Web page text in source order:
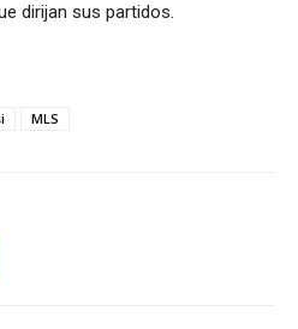
dirijan sus partidos.
MLS